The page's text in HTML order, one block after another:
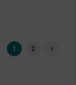
1 2